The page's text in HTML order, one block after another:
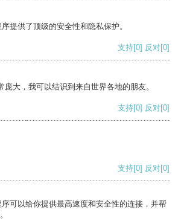
提供了顶级的安全性和隐私保护。
支持[0] 反对[0]
庞大，我可以结识到来自世界各地的朋友。
支持[0] 反对[0]
支持[0] 反对[0]
可以给你提供最高速度和安全性的连接，并帮